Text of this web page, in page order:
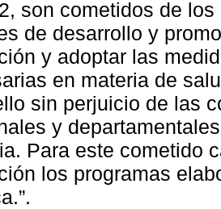
son cometidos de
de desarrollo y
y adoptar las
en materia de
sin perjuicio de las
y
Para este cometido
los programas